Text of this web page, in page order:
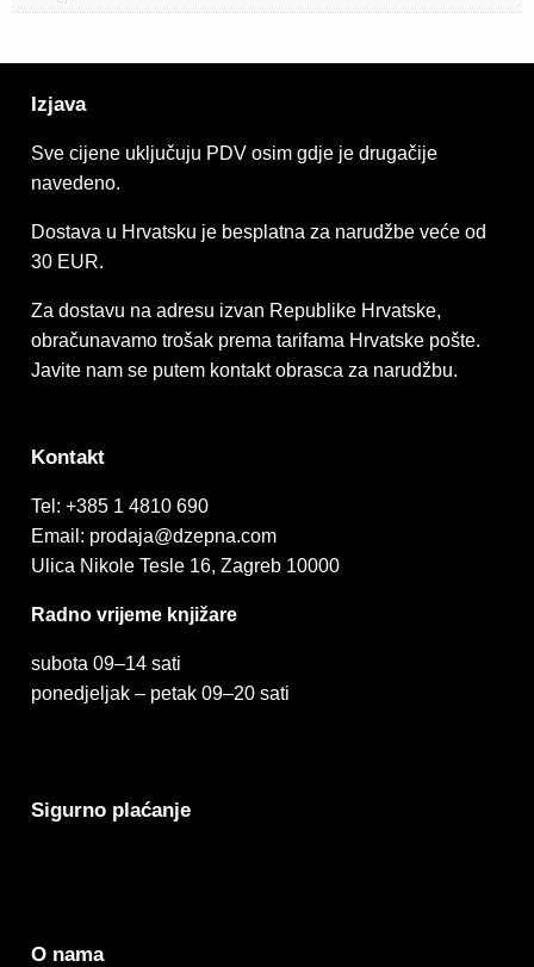
Izjava
Sve cijene uključuju PDV osim gdje je drugačije
navedeno.
Dostava u Hrvatsku je besplatna za narudžbe veće od
30 EUR.
Za dostavu na adresu izvan Republike Hrvatske,
obračunavamo trošak prema tarifama Hrvatske pošte.
Javite nam se putem kontakt obrasca za narudžbu.
Kontakt
Tel: +385 1 4810 690
Email: prodaja@dzepna.com
Ulica Nikole Tesle 16, Zagreb 10000
Radno vrijeme knjižare
subota 09–14 sati
ponedjeljak – petak 09–20 sati
Sigurno plaćanje
O nama